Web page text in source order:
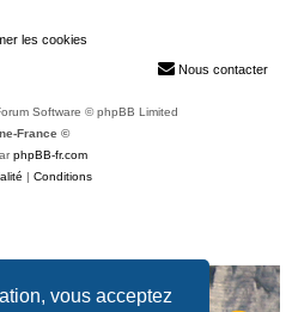
vous acceptez
les cookies
Nous contacter
Software © phpBB Limited
France ©
phpBB-fr.com
| Conditions